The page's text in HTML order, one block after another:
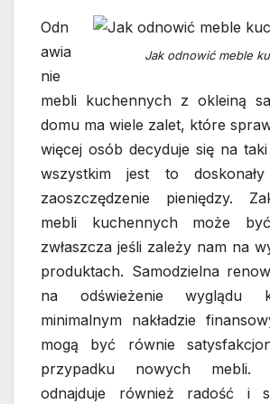
Jak odnowić meble
Odn
awia
nie
mebli kuchennych z okleiną
domu ma wiele zalet, które
więcej osób decyduje się na
wszystkim jest to
zaoszczędzenie pieniędzy.
mebli kuchennych może
zwłaszcza jeśli zależy nam na
produktach. Samodzielna
na odświeżenie wyglądu
minimalnym nakładzie
mogą być równie
przypadku nowych mebli.
odnajduje również radość i